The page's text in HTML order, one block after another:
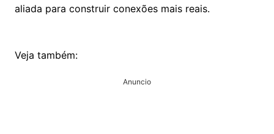
aliada para construir conexões mais reais.
Veja também:
Anuncio